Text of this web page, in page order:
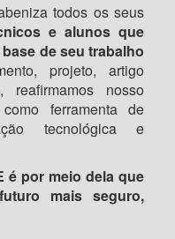
todos os seus
e alunos que
de seu trabalho
projeto, artigo
reafirmamos nosso
ferramenta de
tecnológica e
é por meio dela que
mais seguro,